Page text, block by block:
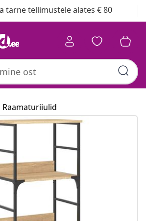
tarne tellimustele alates € 80
Raamaturiiulid